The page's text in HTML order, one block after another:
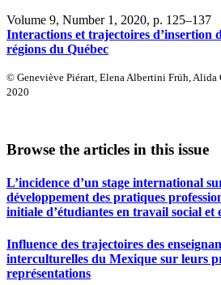
Volume 9, Number 1, 2020, p. 125–137
Interactions et trajectoires d’insertion
régions du Québec
© Geneviève Piérart, Elena Albertini Früh, Alida
2020
Browse the articles in this issue
L’incidence d’un stage international
développement des pratiques
initiale d’étudiantes en travail social et
Influence des trajectoires des
interculturelles du Mexique sur leurs
représentations